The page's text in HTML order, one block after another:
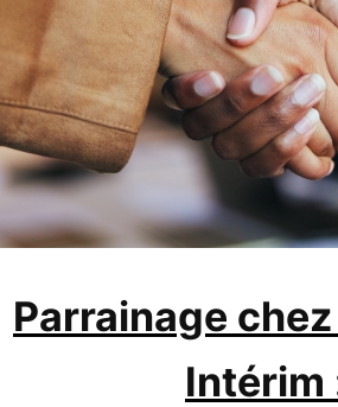
Parrainage
Intérim